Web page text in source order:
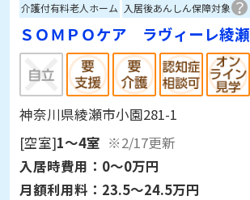
介護付有料老人ホーム 入居後あんしん保障対象
ＳＯＭＰＯケア ラヴィーレ綾瀬
神奈川県綾瀬市小園281-1
[空室]1～4室 ※2/17更新
入居時費用： 0～0万円
月額利用料： 23.5～24.5万円